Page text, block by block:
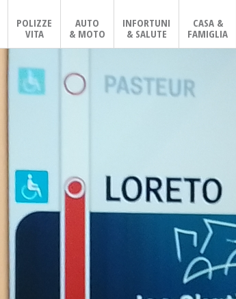
POLIZZE
VITA
AUTO
& MOTO
INFORTUNI
& SALUTE
CASA &
FAMIGLIA